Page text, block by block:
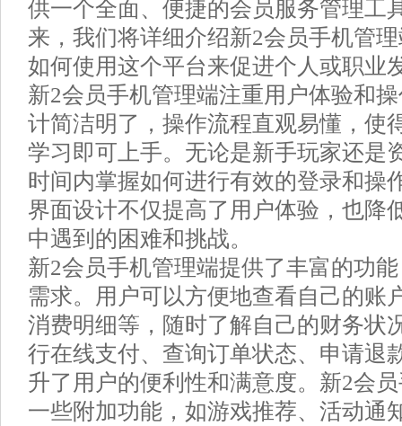
供一个全面、便捷的会员服务管理工
来，我们将详细介绍新2会员手机管
如何使用这个平台来促进个人或职业
新2会员手机管理端注重用户体验和
计简洁明了，操作流程直观易懂，使
学习即可上手。无论是新手玩家还是
时间内掌握如何进行有效的登录和操
界面设计不仅提高了用户体验，也降
中遇到的困难和挑战。
新2会员手机管理端提供了丰富的功
需求。用户可以方便地查看自己的账
消费明细等，随时了解自己的财务状
行在线支付、查询订单状态、申请退
升了用户的便利性和满意度。新2会
一些附加功能，如游戏推荐、活动通